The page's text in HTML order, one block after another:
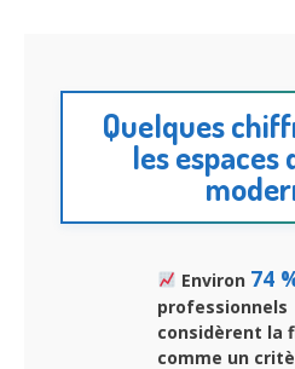
Quelques
les espaces
Environ 74
professionnels
considèrent la
comme un